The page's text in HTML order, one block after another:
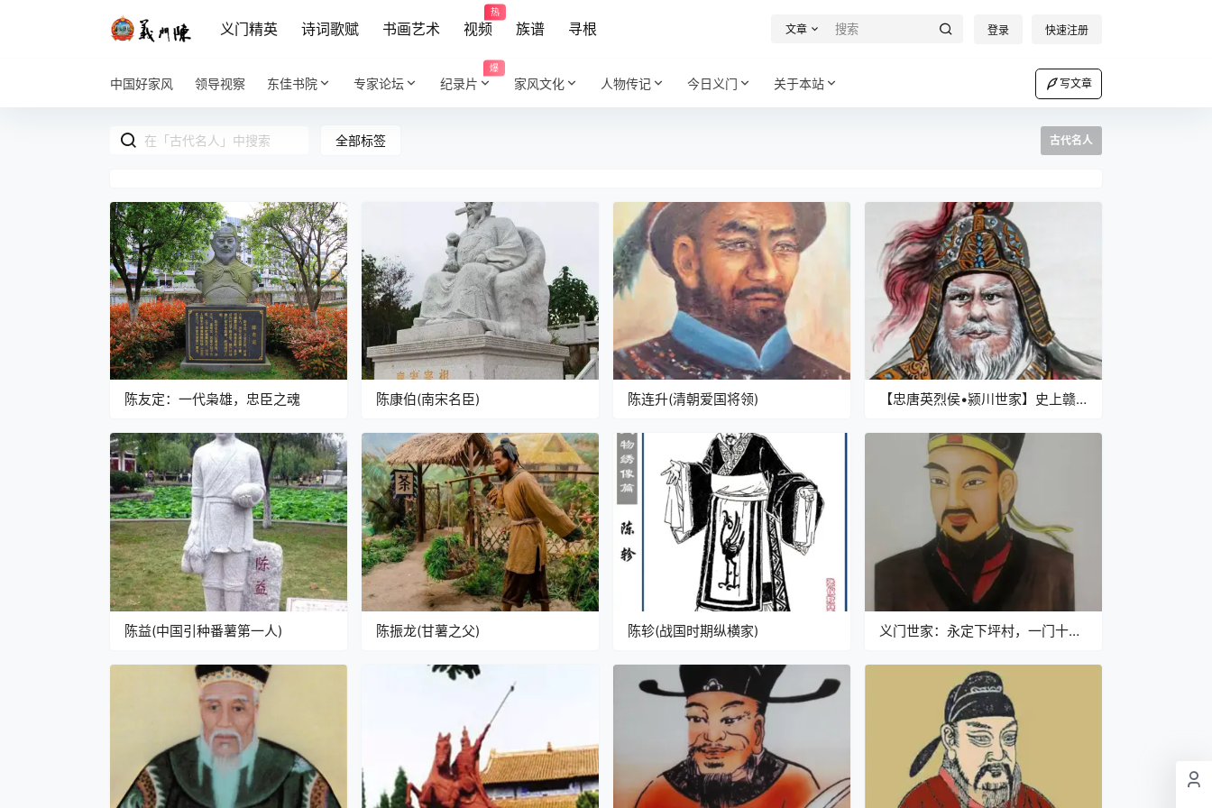
义门精英 诗词歌赋 书画艺术 视频
热
族谱 寻根 文章 登录 快速注册
中国好家风 领导视察 东佳书院 专家论坛 纪录片
爆
家风文化 人物传记 今日义门 关于本站 写文章
全部标签 古代名人
陈友定：一代枭雄，忠臣之魂 陈康伯(南宋名臣) 陈连升(清朝爱国将领)
【忠唐英烈侯•颍川世家】史上赣
将军陈轶，宗亲有印象吗？
陈益(中国引种番薯第一人) 陈振龙(甘薯之父) 陈轸(战国时期纵横家)
义门世家：永定下坪村，一门十博